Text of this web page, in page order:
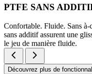
PTFE SANS
Confortable. Fluide. Sans
sans additif assurent une
le jeu de manière fluide.
Découvrez plus de